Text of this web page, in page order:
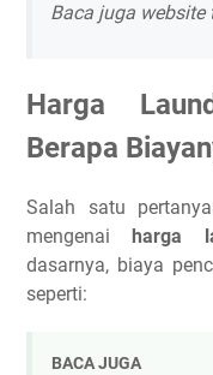
Baca juga website
Harga
Berapa
Salah satu
mengenai
harga
dasarnya, biaya
seperti:
BACA JUGA